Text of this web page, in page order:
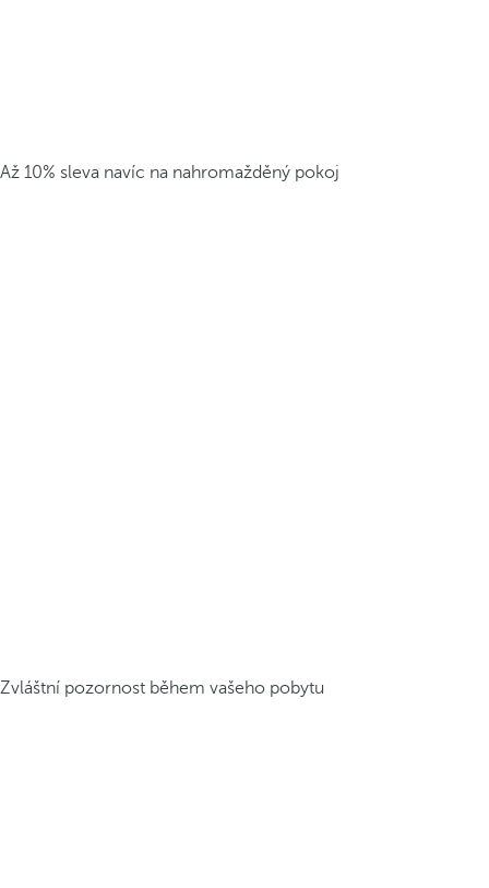
Až 10% sleva navíc na nahromažděný pokoj
Zvláštní pozornost během vašeho pobytu